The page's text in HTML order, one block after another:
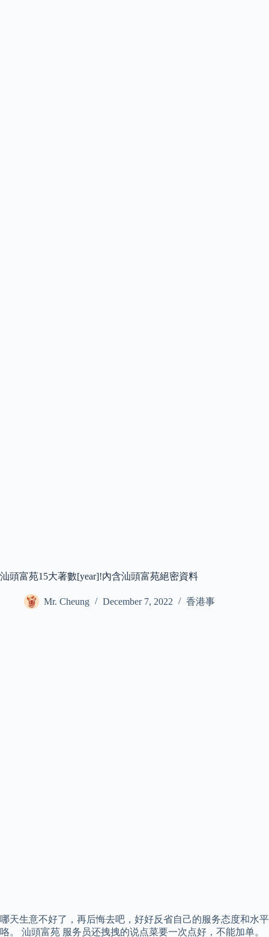
汕頭富苑15大著數[year]!內含汕頭富苑絕密資料
Mr. Cheung December 7, 2022 香港事
哪天生意不好了，再后悔去吧，好好反省自己的服务态度和水平
咯。 汕頭富苑 服务员还拽拽的说点菜要一次点好，不能加单。